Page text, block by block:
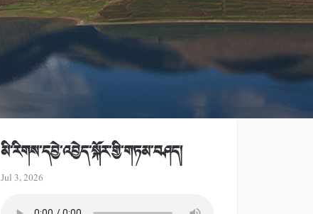
མི་རིགས་དབྱེ་འབྱེད་སྐོར་གྱི་གཏམ་བཤད།
Jul 3, 2026